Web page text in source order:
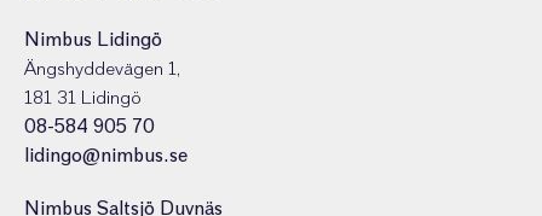
Nimbus Lidingö
Ängshyddevägen 1,
181 31 Lidingö
08-584 905 70
lidingo@nimbus.se
Nimbus Saltsjö Duvnäs